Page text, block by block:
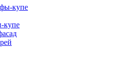
купе
купе